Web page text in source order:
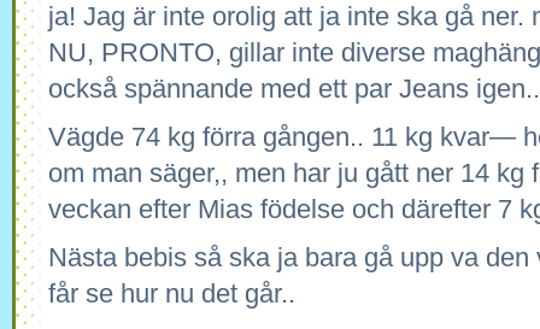
ja! Jag är inte orolig att ja inte ska gå ner.
NU, PRONTO, gillar inte diverse
också spännande med ett par Jeans
Vägde 74 kg förra gången.. 11 kg kvar—
om man säger,, men har ju gått ner 14 kg
veckan efter Mias födelse och därefter 7
Nästa bebis så ska ja bara gå upp va
får se hur nu det går..